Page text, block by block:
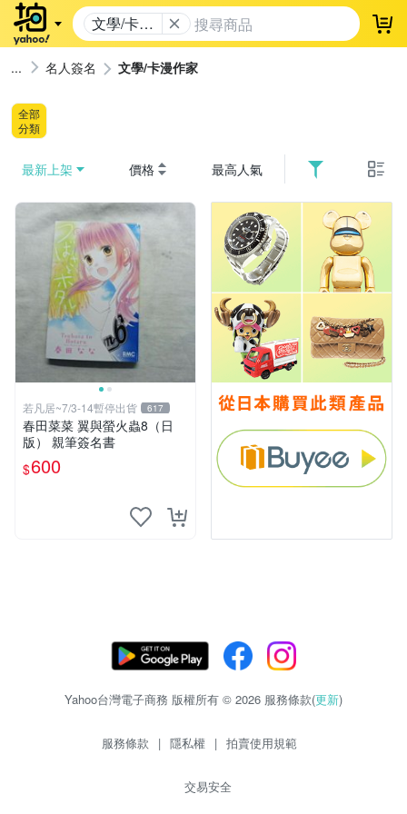
文學/卡漫
作家
登
名人簽名 文學/卡漫作家
全部
分類
最新上架 價格 最高人氣
若凡居~7/3-14暫停出貨 617
春田菜菜 翼與螢火蟲8（日
版） 親筆簽名書
$600
Yahoo台灣電子商務 版權所有 © 2026 服務條款(更新)
服務條款 | 隱私權 | 拍賣使用規範
交易安全